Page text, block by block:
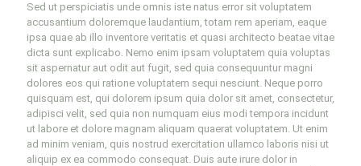
Sed ut perspiciatis unde omnis iste natus error sit voluptatem
accusantium doloremque laudantium, totam rem aperiam, eaque
ipsa quae ab illo inventore veritatis et quasi architecto beatae vitae
dicta sunt explicabo. Nemo enim ipsam voluptatem quia voluptas
sit aspernatur aut odit aut fugit, sed quia consequuntur magni
dolores eos qui ratione voluptatem sequi nesciunt. Neque porro
quisquam est, qui dolorem ipsum quia dolor sit amet, consectetur,
adipisci velit, sed quia non numquam eius modi tempora incidunt
ut labore et dolore magnam aliquam quaerat voluptatem. Ut enim
ad minim veniam, quis nostrud exercitation ullamco laboris nisi ut
aliquip ex ea commodo consequat. Duis aute irure dolor in